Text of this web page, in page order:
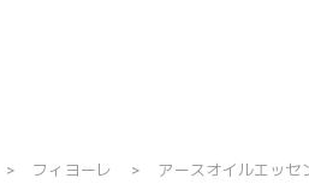
フィヨーレ アースオイルエッセ